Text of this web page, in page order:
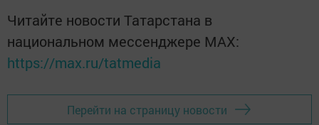
Читайте новости Татарстана в
национальном мессенджере MАХ:
https://max.ru/tatmedia
Перейти на страницу новости